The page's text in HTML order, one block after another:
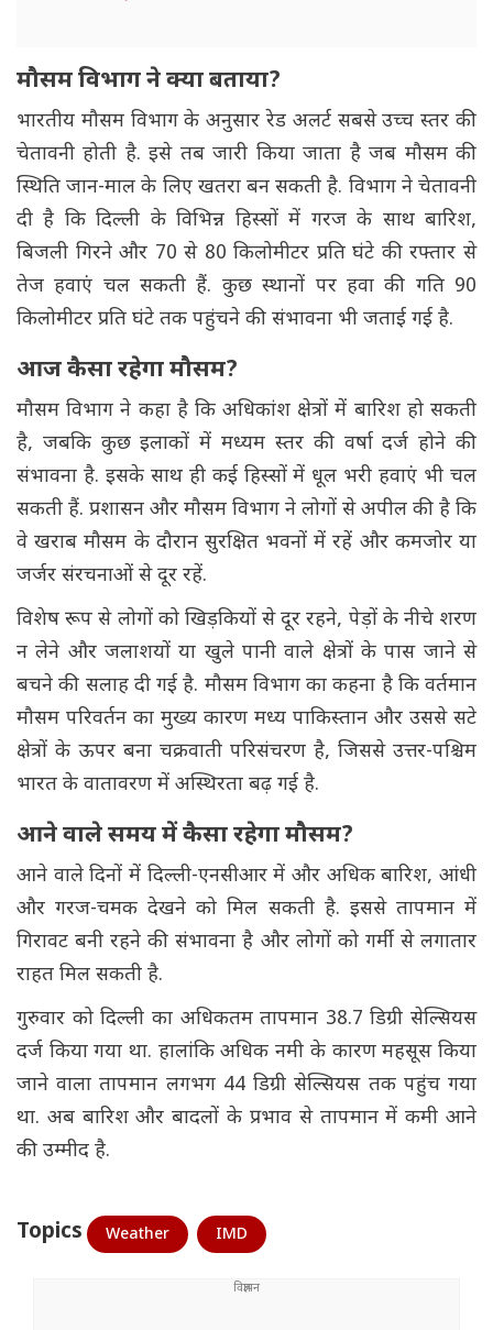
मौसम विभाग ने क्या बताया?
भारतीय मौसम विभाग के अनुसार रेड अलर्ट सबसे उच्च स्तर की
चेतावनी होती है. इसे तब जारी किया जाता है जब मौसम की
स्थिति जान-माल के लिए खतरा बन सकती है. विभाग ने चेतावनी
दी है कि दिल्ली के विभिन्न हिस्सों में गरज के साथ बारिश,
बिजली गिरने और 70 से 80 किलोमीटर प्रति घंटे की रफ्तार से
तेज हवाएं चल सकती हैं. कुछ स्थानों पर हवा की गति 90
किलोमीटर प्रति घंटे तक पहुंचने की संभावना भी जताई गई है.
आज कैसा रहेगा मौसम?
मौसम विभाग ने कहा है कि अधिकांश क्षेत्रों में बारिश हो सकती
है, जबकि कुछ इलाकों में मध्यम स्तर की वर्षा दर्ज होने की
संभावना है. इसके साथ ही कई हिस्सों में धूल भरी हवाएं भी चल
सकती हैं. प्रशासन और मौसम विभाग ने लोगों से अपील की है कि
वे खराब मौसम के दौरान सुरक्षित भवनों में रहें और कमजोर या
जर्जर संरचनाओं से दूर रहें.
विशेष रूप से लोगों को खिड़कियों से दूर रहने, पेड़ों के नीचे शरण
न लेने और जलाशयों या खुले पानी वाले क्षेत्रों के पास जाने से
बचने की सलाह दी गई है. मौसम विभाग का कहना है कि वर्तमान
मौसम परिवर्तन का मुख्य कारण मध्य पाकिस्तान और उससे सटे
क्षेत्रों के ऊपर बना चक्रवाती परिसंचरण है, जिससे उत्तर-पश्चिम
भारत के वातावरण में अस्थिरता बढ़ गई है.
आने वाले समय में कैसा रहेगा मौसम?
आने वाले दिनों में दिल्ली-एनसीआर में और अधिक बारिश, आंधी
और गरज-चमक देखने को मिल सकती है. इससे तापमान में
गिरावट बनी रहने की संभावना है और लोगों को गर्मी से लगातार
राहत मिल सकती है.
गुरुवार को दिल्ली का अधिकतम तापमान 38.7 डिग्री सेल्सियस
दर्ज किया गया था. हालांकि अधिक नमी के कारण महसूस किया
जाने वाला तापमान लगभग 44 डिग्री सेल्सियस तक पहुंच गया
था. अब बारिश और बादलों के प्रभाव से तापमान में कमी आने
की उम्मीद है.
Topics Weather IMD